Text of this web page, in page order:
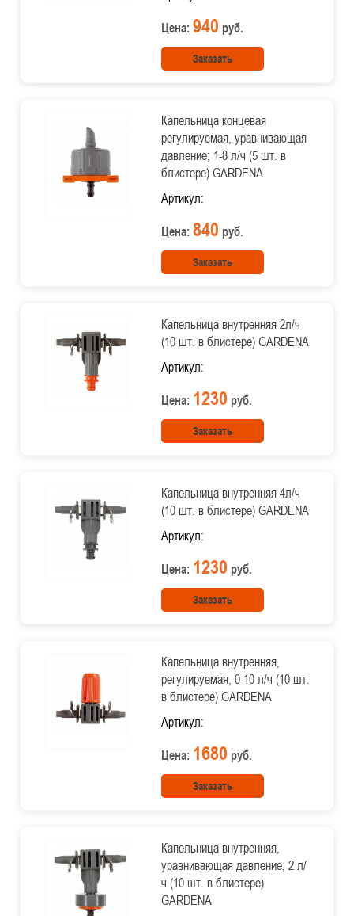
Цена: 940 руб.
Заказать
Капельница концевая
регулируемая, уравнивающая
давление; 1-8 л/ч (5 шт. в
блистере) GARDENA
Артикул:
Цена: 840 руб.
Заказать
Капельница внутренняя 2л/ч
(10 шт. в блистере) GARDENA
Артикул:
Цена: 1230 руб.
Заказать
Капельница внутренняя 4л/ч
(10 шт. в блистере) GARDENA
Артикул:
Цена: 1230 руб.
Заказать
Капельница внутренняя,
регулируемая, 0-10 л/ч (10 шт.
в блистере) GARDENA
Артикул:
Цена: 1680 руб.
Заказать
Капельница внутренняя,
уравнивающая давление, 2 л/
ч (10 шт. в блистере)
GARDENA